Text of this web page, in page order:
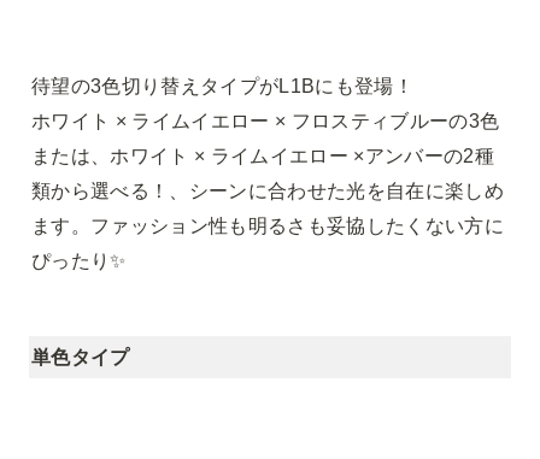
待望の3色切り替えタイプがL1Bにも登場！
ホワイト × ライムイエロー × フロスティブルーの3色
または、ホワイト × ライムイエロー ×アンバーの2種
類から選べる！、シーンに合わせた光を自在に楽しめ
ます。ファッション性も明るさも妥協したくない方に
ぴったり✨
単色タイプ